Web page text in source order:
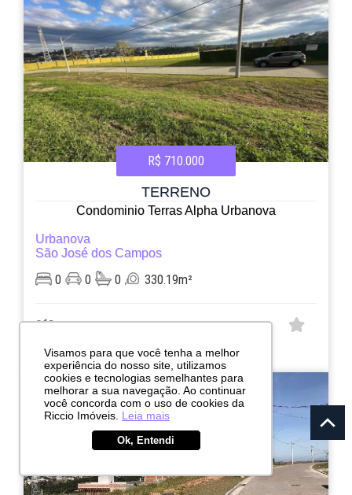
R$ 710.000
TERRENO
Condominio Terras Alpha Urbanova
Urbanova
São José dos Campos
0 0 0 330.19m²
CÓD:
Avenida Irerê, 60
Visamos para que você tenha a melhor
experiência do nosso site, utilizamos
cookies e tecnologias semelhantes para
melhorar a sua navegação. Ao continuar
você concorda com o uso de cookies da
Riccio Imóveis. Leia mais
Ok, Entendi